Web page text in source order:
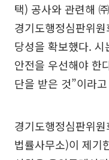
택) 공사와 관련해
경기도행정심판위
당성을 확보했다.
안전을 우선해야 한
단을 받은 것”이라
경기도행정심판위
법률사무소)이 제기